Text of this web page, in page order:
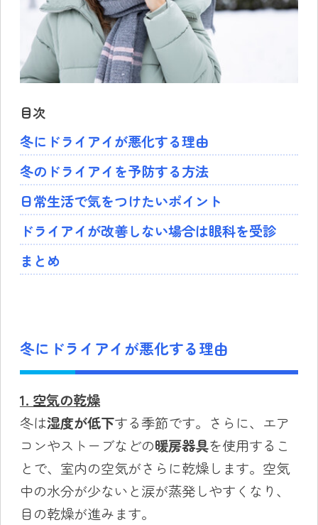
目次
冬にドライアイが悪化する理由
冬のドライアイを予防する方法
日常生活で気をつけたいポイント
ドライアイが改善しない場合は眼科を受診
まとめ
冬にドライアイが悪化する理由
1. 空気の乾燥
冬は湿度が低下する季節です。さらに、エア
コンやストーブなどの暖房器具を使用するこ
とで、室内の空気がさらに乾燥します。空気
中の水分が少ないと涙が蒸発しやすくなり、
目の乾燥が進みます。